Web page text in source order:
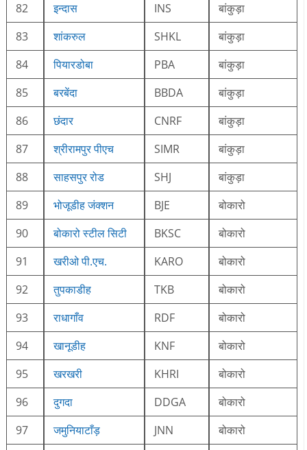
82
इन्दास INS
बांकुड़ा
83
शांकरुल SHKL
बांकुड़ा
84
पियारडोबा PBA
बांकुड़ा
85
बरबेंदा BBDA
बांकुड़ा
86
छंदार CNRF
बांकुड़ा
87
श्रीरामपुर पीएच SIMR
बांकुड़ा
88
साहसपुर रोड SHJ
बांकुड़ा
89
भोजूडीह जंक्शन BJE
बोकारो
90
बोकारो स्टील सिटी BKSC
बोकारो
91
खरीओ पी.एच. KARO
बोकारो
92
तुपकाडीह TKB
बोकारो
93
राधागाँव RDF
बोकारो
94
खानूडीह KNF
बोकारो
95
खरखरी KHRI
बोकारो
96
दुगदा DDGA
बोकारो
97
जमुनियाटाँड़ JNN
बोकारो